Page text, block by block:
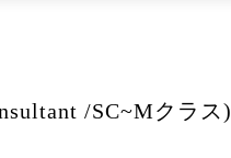
/SC~Mクラス)